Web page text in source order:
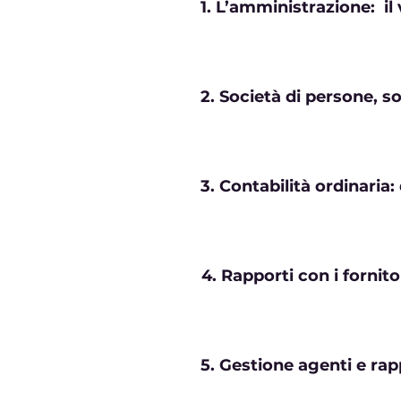
1. L’amministrazione: il
2. Società di persone,
3. Contabilità
4. Rapporti con i
5. Gestione agenti e